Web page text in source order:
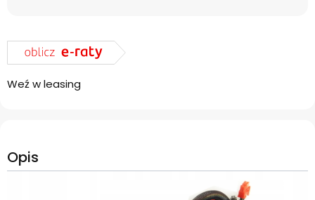
Weź w leasing
Opis